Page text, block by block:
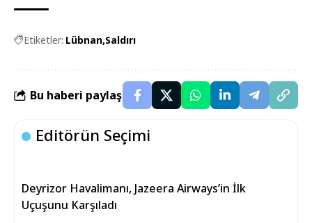
Etiketler: Lübnan Saldırı
Bu haberi paylaş
Editörün Seçimi
Deyrizor Havalimanı, Jazeera Airways’in İlk
Uçuşunu Karşıladı